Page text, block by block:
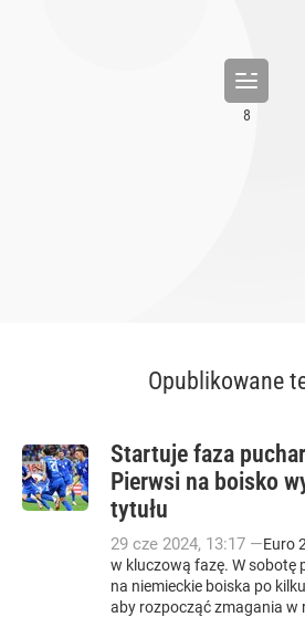
Opublikowane
Startuje faza
Pierwsi na boisko
tytułu
29 cze 2024, 13:17 —Euro
w kluczową fazę. W sobotę
na niemieckie boiska po
aby rozpocząć zmagania w